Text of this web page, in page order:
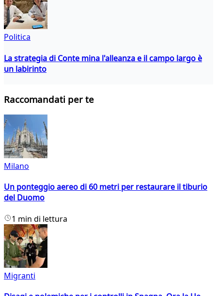
Politica
La strategia di Conte mina l'alleanza e il campo largo è
un labirinto
Raccomandati per te
Milano
Un ponteggio aereo di 60 metri per restaurare il tiburio
del Duomo
1 min di lettura
Migranti